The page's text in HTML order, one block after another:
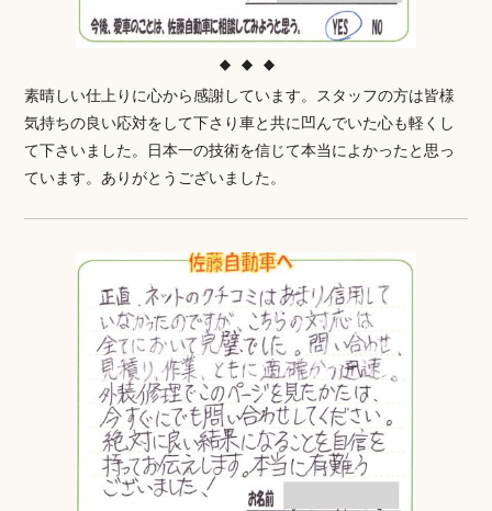
素晴しい仕上りに心から感謝しています。スタッフの方は皆様
気持ちの良い応対をして下さり車と共に凹んでいた心も軽くし
て下さいました。日本一の技術を信じて本当によかったと思っ
ています。ありがとうございました。